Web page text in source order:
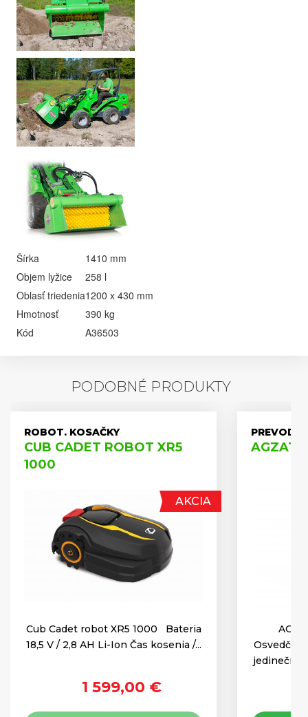
Šírka
1410 mm
Objem lyžice
258 l
Oblasť triedenia1200 x 430 mm
Hmotnosť
390 kg
Kód
A36503
PODOBNÉ PRODUKTY
ROBOT. KOSAČKY
CUB CADET ROBOT XR5
1000
AKCIA
Cub Cadet robot XR5 1000 Bateria
18,5 V / 2,8 AH Li-Ion Čas kosenia /...
1 599,00 €
AGZAT